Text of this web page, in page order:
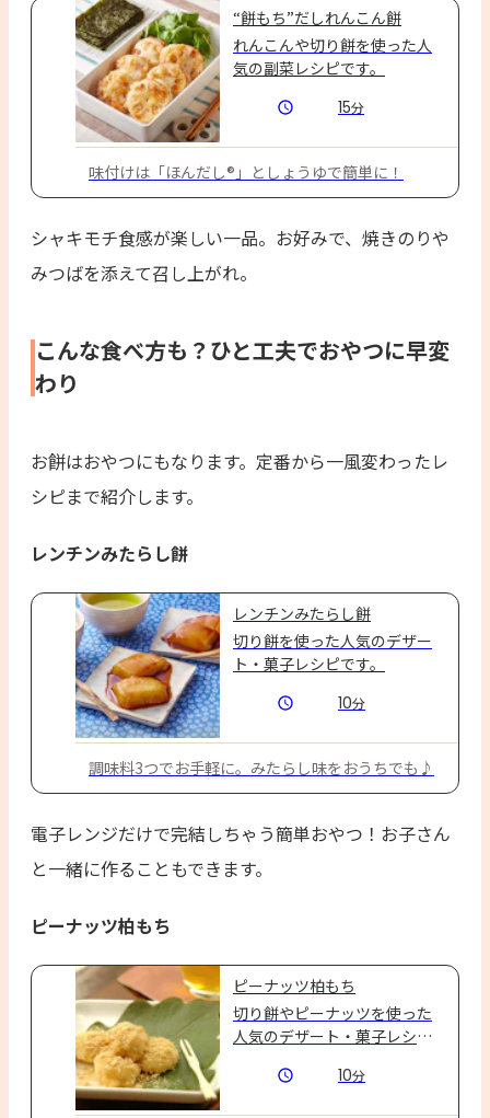
“餅もち”だしれんこん餅
れんこんや切り餅を使った人
気の副菜レシピです。
15分
味付けは「ほんだし®」としょうゆで簡単に！
シャキモチ食感が楽しい一品。お好みで、焼きのりや
みつばを添えて召し上がれ。
こんな食べ方も？ひと工夫でおやつに早変
わり
お餅はおやつにもなります。定番から一風変わったレ
シピまで紹介します。
レンチンみたらし餅
レンチンみたらし餅
切り餅を使った人気のデザー
ト・菓子レシピです。
10分
調味料3つでお手軽に。みたらし味をおうちでも♪
電子レンジだけで完結しちゃう簡単おやつ！お子さん
と一緒に作ることもできます。
ピーナッツ柏もち
ピーナッツ柏もち
切り餅やピーナッツを使った
人気のデザート・菓子レシピ
10分